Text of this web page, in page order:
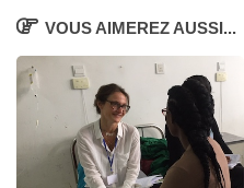
VOUS AIMEREZ AUSSI...